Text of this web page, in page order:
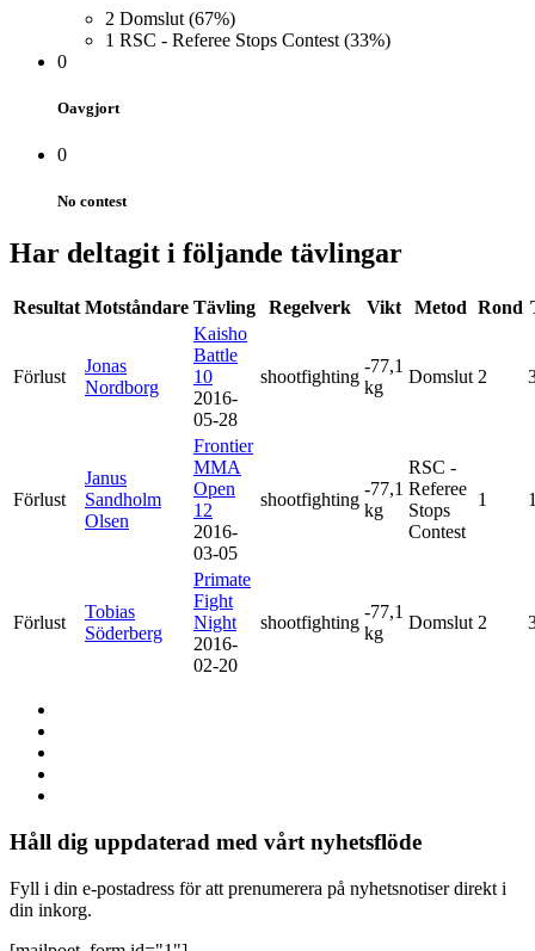
2 Domslut (67%)
1 RSC - Referee Stops Contest (33%)
0
Oavgjort
0
No contest
Har deltagit i följande tävlingar
Resultat Motståndare Tävling Regelverk Vikt Metod Rond
Förlust
Jonas
Nordborg
Kaisho
Battle
10
2016-
05-28
shootfighting
-77,1
kg
Domslut 2
Förlust
Janus
Sandholm
Olsen
Frontier
MMA
Open
12
2016-
03-05
shootfighting
-77,1
kg
RSC -
Referee
Stops
Contest
1
Förlust
Tobias
Söderberg
Primate
Fight
Night
2016-
02-20
shootfighting
-77,1
kg
Domslut 2
Håll dig uppdaterad med vårt nyhetsflöde
Fyll i din e-postadress för att prenumerera på nyhetsnotiser direkt i
din inkorg.